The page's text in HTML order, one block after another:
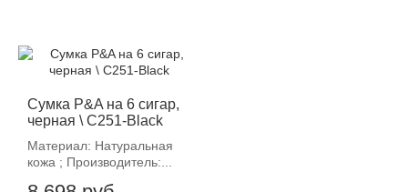
Cумка P&A на 6 сигар,
черная \ C251-Black
Материал: Натуральная
кожа ; Производитель:...